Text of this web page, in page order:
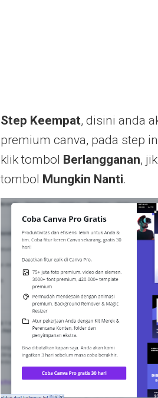
Step Keempat, disini anda
premium canva, pada step
klik tombol Berlangganan,
tombol Mungkin Nanti.